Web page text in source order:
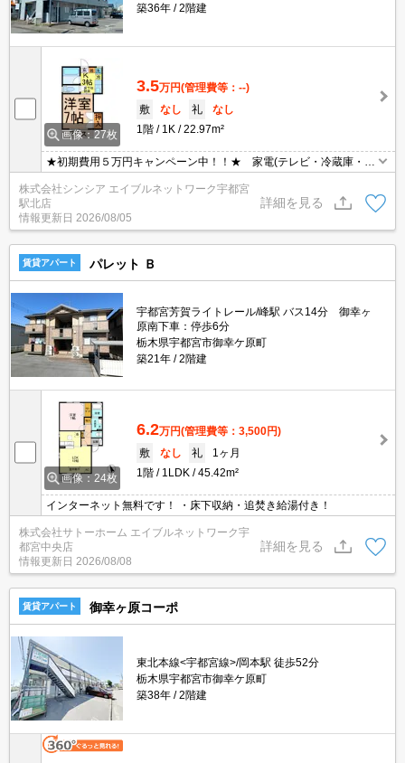
築36年
2階建
画像：27枚
3.5万円(管理費等：--)
敷
なし 礼
なし
1階
1K 22.97m²
★初期費用５万円キャンペーン中！！★ 家電(テレビ・冷蔵庫・洗
濯機・電子レンジ・ガスコンロ)付きをご希望の場合、賃料6,000円/
月アップで対応させていただきます。その他、家具家電の内容変更
のご希望は別途ご相談ください。
株式会社シンシア エイブルネットワーク宇都宮
駅北店
情報更新日 2026/08/05
詳細を見る
賃貸アパート パレット Ｂ
宇都宮芳賀ライトレール/峰駅 バス14分 御幸ヶ
原南下車：停歩6分
栃木県宇都宮市御幸ケ原町
築21年
2階建
画像：24枚
6.2万円(管理費等：3,500円)
敷
なし 礼
1ヶ月
1階
1LDK 45.42m²
インターネット無料です！ ・床下収納・追焚き給湯付き！
株式会社サトーホーム エイブルネットワーク宇
都宮中央店
情報更新日 2026/08/08
詳細を見る
賃貸アパート 御幸ヶ原コーポ
東北本線<宇都宮線>/岡本駅 徒歩52分
栃木県宇都宮市御幸ケ原町
築38年
2階建